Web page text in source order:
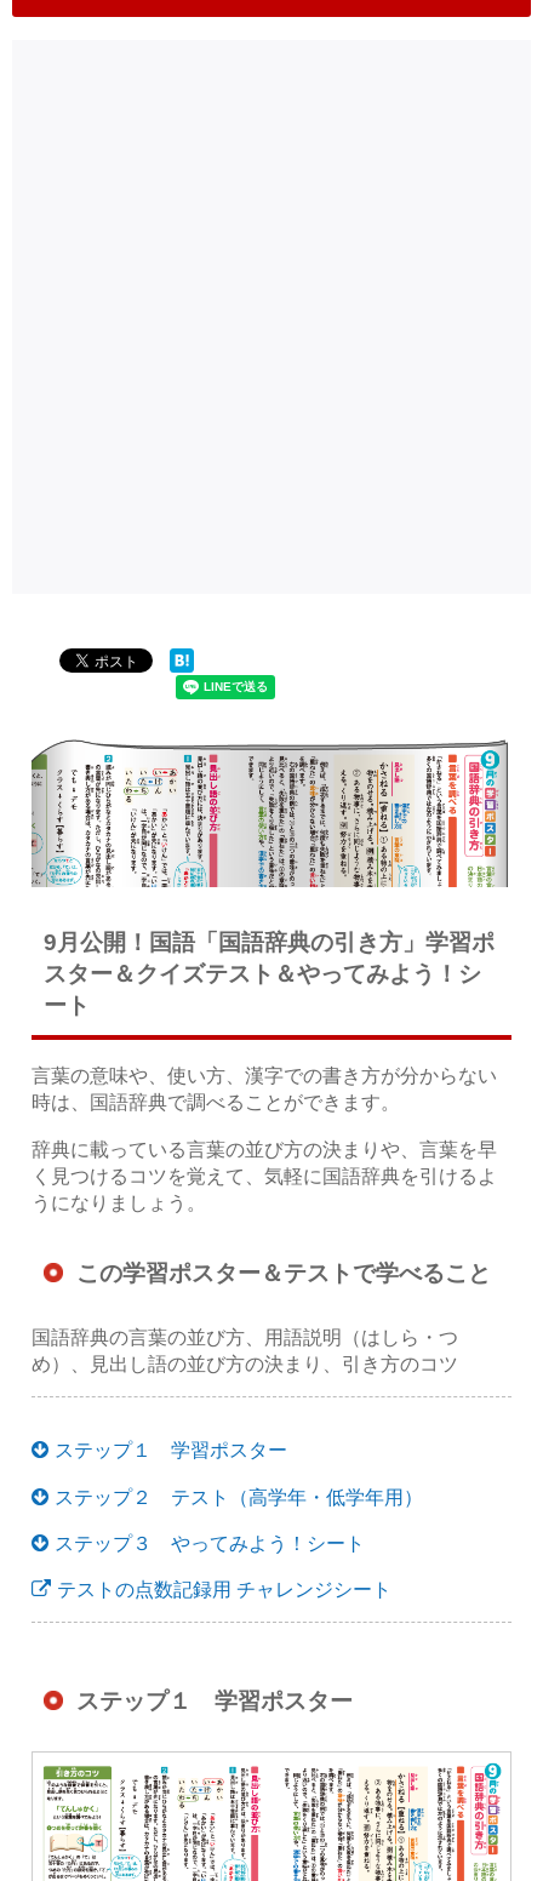
9月公開！国語「国語辞典の引き方」学習ポ
スター＆クイズテスト＆やってみよう！シ
ート
言葉の意味や、使い方、漢字での書き方が分からない
時は、国語辞典で調べることができます。
辞典に載っている言葉の並び方の決まりや、言葉を早
く見つけるコツを覚えて、気軽に国語辞典を引けるよ
うになりましょう。
この学習ポスター＆テストで学べること
国語辞典の言葉の並び方、用語説明（はしら・つ
め）、見出し語の並び方の決まり、引き方のコツ
ステップ１ 学習ポスター
ステップ２ テスト（高学年・低学年用）
ステップ３ やってみよう！シート
テストの点数記録用 チャレンジシート
ステップ１ 学習ポスター